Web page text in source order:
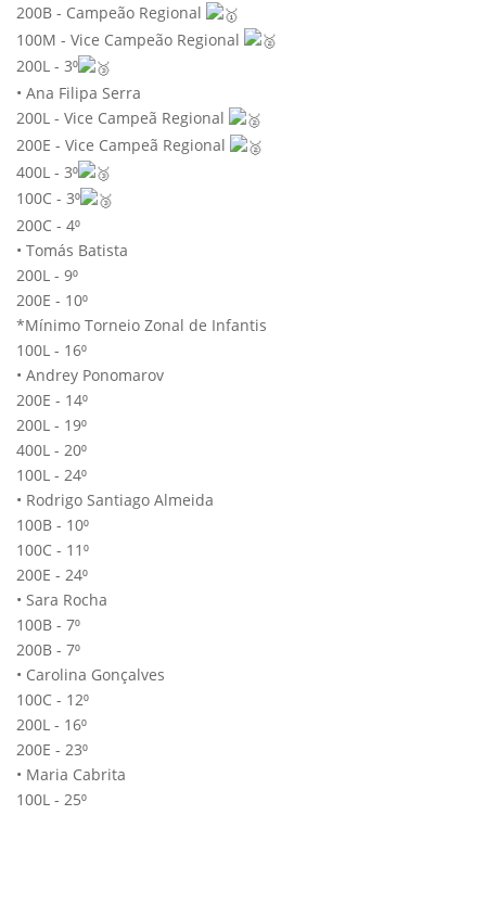
200B - Campeão Regional
100M - Vice Campeão Regional
200L - 3⁰
• Ana Filipa Serra
200L - Vice Campeã Regional
200E - Vice Campeã Regional
400L - 3⁰
100C - 3⁰
200C - 4⁰
• Tomás Batista
200L - 9⁰
200E - 10⁰
*Mínimo Torneio Zonal de Infantis
100L - 16⁰
• Andrey Ponomarov
200E - 14⁰
200L - 19⁰
400L - 20⁰
100L - 24⁰
• Rodrigo Santiago Almeida
100B - 10⁰
100C - 11⁰
200E - 24⁰
• Sara Rocha
100B - 7⁰
200B - 7⁰
• Carolina Gonçalves
100C - 12⁰
200L - 16⁰
200E - 23⁰
• Maria Cabrita
100L - 25⁰